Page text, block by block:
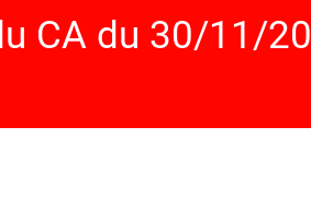
CA du 30/11/